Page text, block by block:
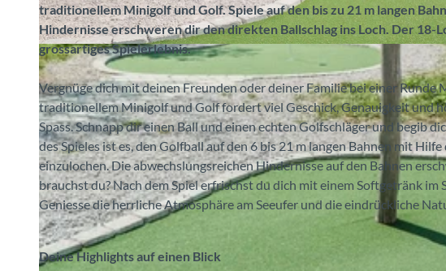
© Jungfrauzeitung (www.jungfrauzeitung.ch), Interlaken Tourismus |
traditionellem Minigolf und Golf. Spiele auf den bis zu 21 m langen
Hindernisse erschweren dir den direkten Ballschlag ins Loch. Der
grossartiges Spielerlebnis.
Vergnüge dich mit deinen Freunden oder deiner Familie bei einer
traditionellem Minigolf und Golf fordert viel Geschick, Genauigkeit und
Spass. Schnapp dir einen Ball und einen echten Golfschläger und begib
des Spieles ist es, den Golfball auf den 6 bis 21 m langen Bahnen mit
einzulochen. Die abwechslungsreichen Hindernisse auf den Bahnen
brauchst du? Nach dem Spiel erfrischst du dich mit einem Softgetränk
Geniesse die herrliche Atmosphäre am Seeufer und die eindrückliche
Deine Highlights auf einen Blick